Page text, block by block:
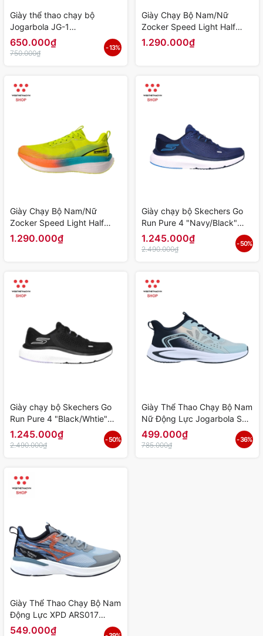
Giày thể thao chạy bộ
Jogarbola JG-1
"White/Orange" JG-1-01 -
Hàng Chính Hãng
650.000₫
750.000₫
- 13%
Giày Chạy Bộ Nam/Nữ
Zocker Speed Light Half
Carbon "Neon"
KOJI00000479 - Hàng
1.290.000₫
Giày Chạy Bộ Nam/Nữ
Zocker Speed Light Half
Carbon "Neon"
KOJI00000490 - Hàng
1.290.000₫
Giày chạy bộ Skechers Go
Run Pure 4 "Navy/Black"
246082-NVBL - Hàng Chính
Hãng
1.245.000₫
2.490.000₫
- 50%
Giày chạy bộ Skechers Go
Run Pure 4 "Black/Whtie"
172082-BKW - Hàng Chính
Hãng
1.245.000₫
2.490.000₫
- 50%
Giày Thể Thao Chạy Bộ Nam
Nữ Động Lực Jogarbola S24
"Light Blue" JG-23097-02 -
Hàng Chính Hãng
499.000₫
785.000₫
- 36%
Giày Thể Thao Chạy Bộ Nam
Động Lực XPD ARS017
"Grey" XPD-ARS017-02 -
549.000₫